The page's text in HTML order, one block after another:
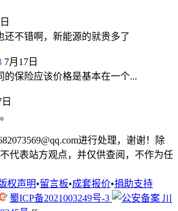
还不错啊，新能源的就贵多了
7月17日
的保险应该价格是基本在一个...
进行处理，谢谢！除
代表站方观点，并仅供查阅，不作为任
权声明•留言板•成套报价•捐助支持
蜀ICP备2021003249号-3
川